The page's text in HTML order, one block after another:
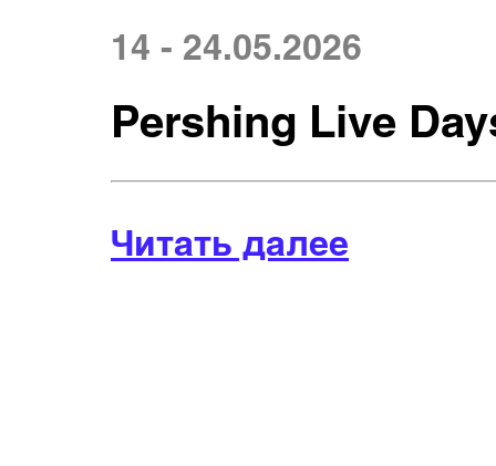
14 - 24.05.2026
Pershing Live
Читать далее